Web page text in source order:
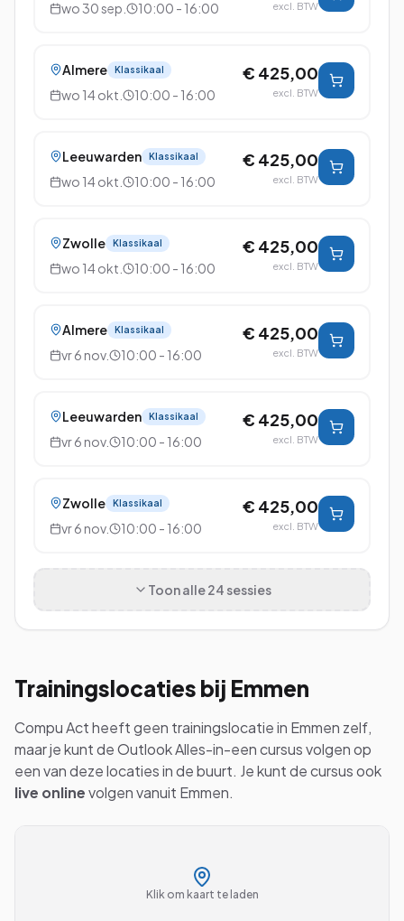
wo 30 sep. 10:00 - 16:00 excl. BTW
Almere Klassikaal
wo 14 okt. 10:00 - 16:00
€ 425,00
excl. BTW
Leeuwarden Klassikaal
wo 14 okt. 10:00 - 16:00
€ 425,00
excl. BTW
Zwolle Klassikaal
wo 14 okt. 10:00 - 16:00
€ 425,00
excl. BTW
Almere Klassikaal
vr 6 nov. 10:00 - 16:00
€ 425,00
excl. BTW
Leeuwarden Klassikaal
vr 6 nov. 10:00 - 16:00
€ 425,00
excl. BTW
Zwolle Klassikaal
vr 6 nov. 10:00 - 16:00
€ 425,00
excl. BTW
Toon alle24 sessies
Trainingslocaties bij Emmen
Compu Act heeft geen trainingslocatie in Emmen zelf,
maar je kunt deOutlook Alles-in-eencursus volgen op
een van deze locaties in de buurt. Je kunt de cursus ook
live onlinevolgen vanuit Emmen.
Klik om kaart te laden